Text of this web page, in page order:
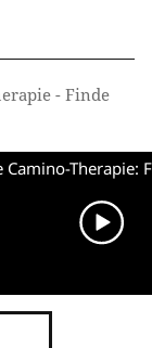
- Finde